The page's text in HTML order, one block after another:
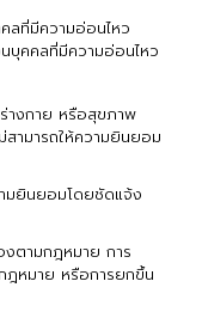
ลที่มีความอ่อนไหว
บุคคลที่มีความอ่อนไหว
างกาย หรือสุขภาพ
ามารถให้ความยินยอม
มยินยอมโดยชัดแจ้ง
งตามกฎหมาย การ
ฎหมาย หรือการยกขึ้น